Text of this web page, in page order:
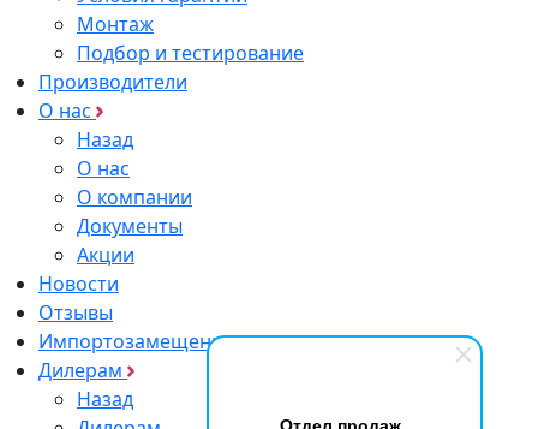
Отдел продаж
Монтаж
Подбор и тестирование
Производители
О нас
Назад
О нас
О компании
Документы
Акции
Новости
Отзывы
Импортозамещение
Дилерам
Назад